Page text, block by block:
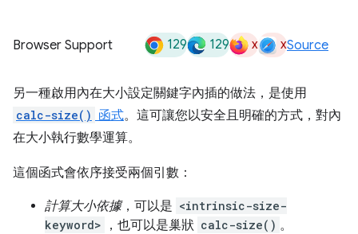
Browser Support 129 129 x xSource
另一種啟用內在大小設定關鍵字內插的做法，是使用
calc-size() 函式。這可讓您以安全且明確的方式，對內
在大小執行數學運算。
這個函式會依序接受兩個引數：
計算大小依據，可以是 <intrinsic-size-
keyword>
，也可以是巢狀 calc-size() 。